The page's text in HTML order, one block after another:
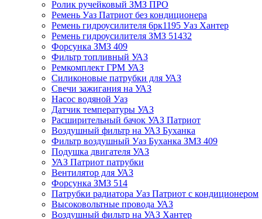
Ролик ручейковый ЗМЗ ПРО
Ремень Уаз Патриот без кондиционера
Ремень гидроусилителя 6рк1195 Уаз Хантер
Ремень гидроусилителя ЗМЗ 51432
Форсунка ЗМЗ 409
Фильтр топливный УАЗ
Ремкомплект ГРМ УАЗ
Силиконовые патрубки для УАЗ
Свечи зажигания на УАЗ
Насос водяной Уаз
Датчик температуры УАЗ
Расширительный бачок УАЗ Патриот
Воздушный фильтр на УАЗ Буханка
Фильтр воздушный Уаз Буханка ЗМЗ 409
Подушка двигателя УАЗ
УАЗ Патриот патрубки
Вентилятор для УАЗ
Форсунка ЗМЗ 514
Патрубки радиатора Уаз Патриот с кондиционером
Высоковольтные провода УАЗ
Воздушный фильтр на УАЗ Хантер